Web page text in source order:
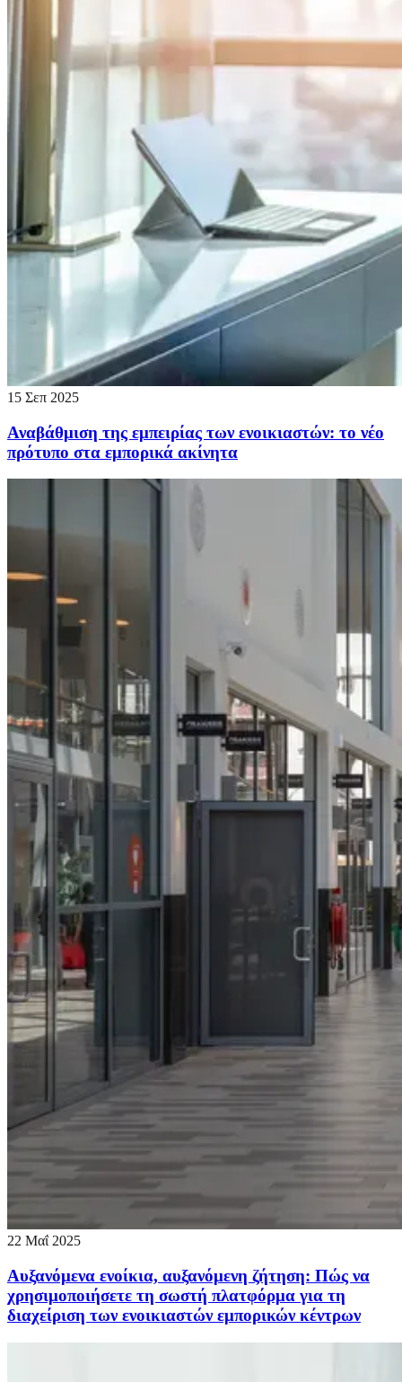
15 Σεπ 2025
Αναβάθμιση της εμπειρίας των ενοικιαστών: το νέο
πρότυπο στα εμπορικά ακίνητα
22 Μαΐ 2025
Αυξανόμενα ενοίκια, αυξανόμενη ζήτηση: Πώς να
χρησιμοποιήσετε τη σωστή πλατφόρμα για τη
διαχείριση των ενοικιαστών εμπορικών κέντρων